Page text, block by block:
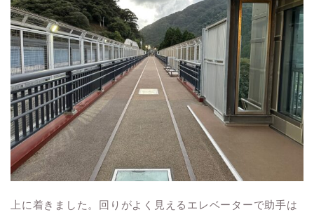
上に着きました。回りがよく見えるエレベーターで助手は